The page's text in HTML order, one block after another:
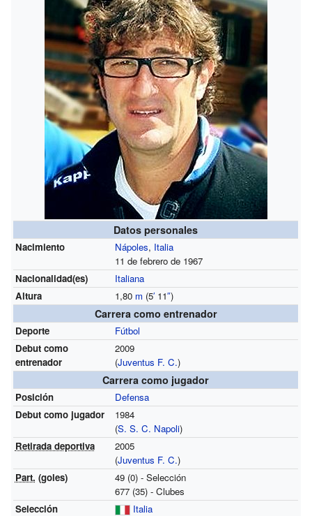
Datos personales
Nacimiento Nápoles, Italia
11 de febrero de 1967
Nacionalidad(es)
Italiana
Altura
1,80 m (5′11″)
Carrera como entrenador
Deporte
Fútbol
Debut como
entrenador
2009
(Juventus F. C.)
Carrera como jugador
Posición
Defensa
Debut como jugador
1984
(S. S. C. Napoli)
Retirada deportiva
2005
(Juventus F. C.)
Part. (goles)
49 (0) - Selección
677 (35) - Clubes
Selección
Italia